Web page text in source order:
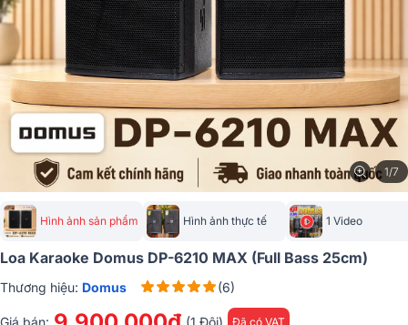
1/7
Hình ảnh sản phẩm Hình ảnh thực tế 1 Video
Loa Karaoke Domus DP-6210 MAX (Full Bass 25cm)
Thương hiệu: Domus (6)
Đã có VAT